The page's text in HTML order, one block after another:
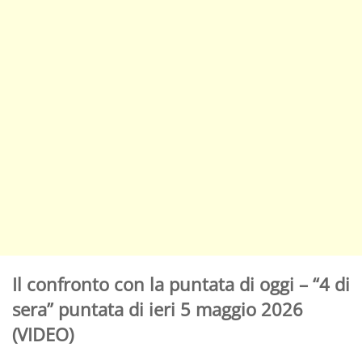
Il confronto con la puntata di oggi – “4 di
sera” puntata di ieri 5 maggio 2026
(VIDEO)